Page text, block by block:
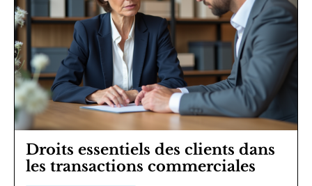
Droits essentiels des clients dans
les transactions commerciales